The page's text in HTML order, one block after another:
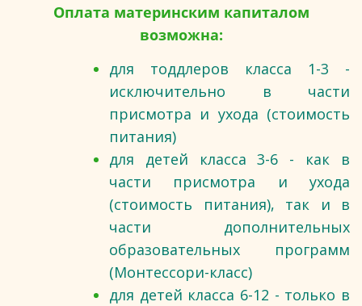
Оплата материнским капиталом
возможна:
для тоддлеров класса 1-3 -
исключительно в части
присмотра и ухода (стоимость
питания)
для детей класса 3-6 - как в
части присмотра и ухода
(стоимость питания), так и в
части дополнительных
образовательных программ
(Монтессори-класс)
для детей класса 6-12 - только в